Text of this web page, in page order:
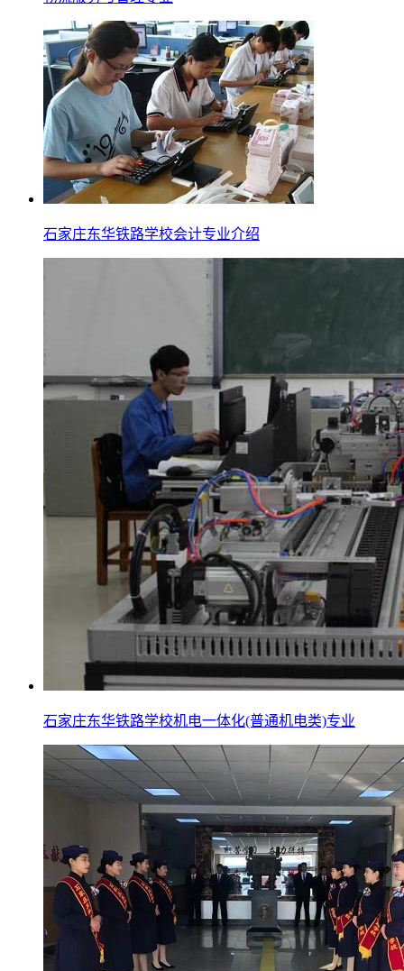
石家庄东华铁路学校会计专业介绍
石家庄东华铁路学校机电一体化(普通机电类)专业